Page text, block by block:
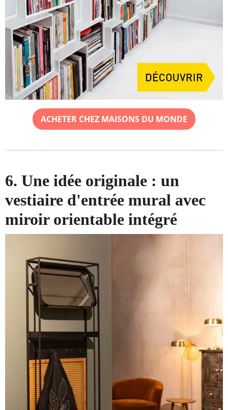
ACHETER CHEZ MAISONS DU MONDE
6. Une idée originale : un
vestiaire d'entrée mural avec
miroir orientable intégré